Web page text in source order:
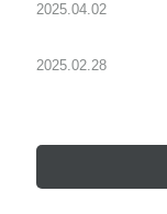
2025.04.02
2025.02.28